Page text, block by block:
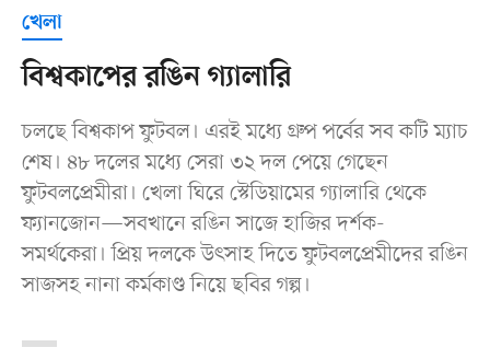
খেলা
বিশ্বকাপের রঙিন গ্যালারি
চলছে বিশ্বকাপ ফুটবল। এরই মধ্যে গ্রুপ পর্বের সব কটি ম্যাচ
শেষ। ৪৮ দলের মধ্যে সেরা ৩২ দল পেয়ে গেছেন
ফুটবলপ্রেমীরা। খেলা ঘিরে স্টেডিয়ামের গ্যালারি থেকে
ফ্যানজোন—সবখানে রঙিন সাজে হাজির দর্শক-
সমর্থকেরা। প্রিয় দলকে উৎসাহ দিতে ফুটবলপ্রেমীদের রঙিন
সাজসহ নানা কর্মকাণ্ড নিয়ে ছবির গল্প।